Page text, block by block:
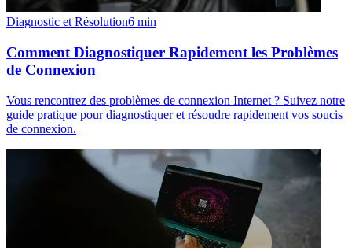
Diagnostic et Résolution6 min
Comment Diagnostiquer Rapidement les Problèmes
de Connexion
Vous rencontrez des problèmes de connexion Internet ? Suivez notre
guide pratique pour diagnostiquer et résoudre rapidement vos soucis
de connexion.